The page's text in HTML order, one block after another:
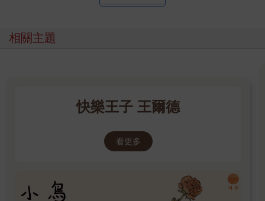
相關主題
快樂王子 王爾德
看更多